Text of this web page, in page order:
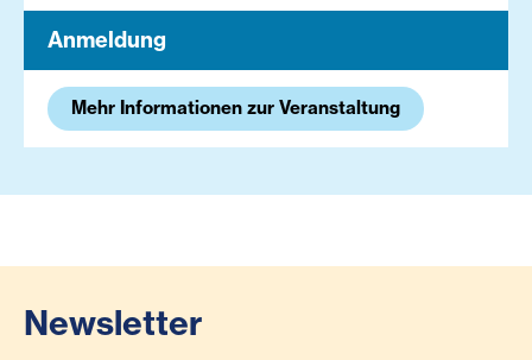
Anmeldung
Mehr Informationen zur Veranstaltung
Newsletter